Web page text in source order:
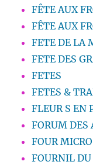
FÊTE AUX
FÊTE AUX
FETE DE LA
FETE DES
FETES
FETES &
FLEUR S EN
FORUM DES
FOUR
FOURNIL